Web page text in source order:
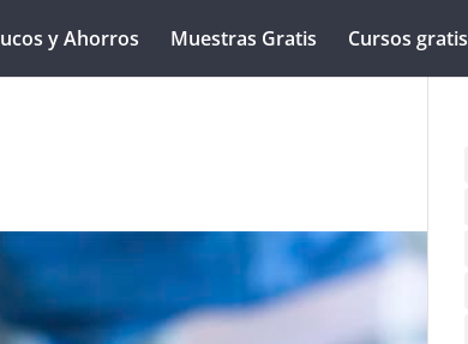
y Ahorros Muestras Gratis Cursos gratis